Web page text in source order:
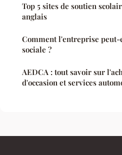
Top 5 sites de soutien
anglais
Comment l'entreprise
sociale ?
AEDCA : tout savoir sur
d'occasion et services